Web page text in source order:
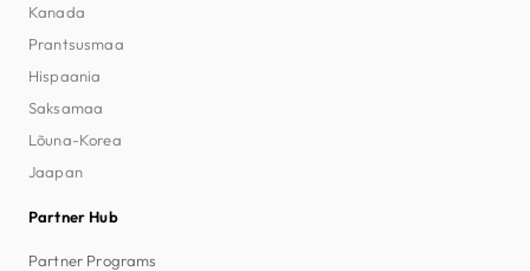
Kanada
Prantsusmaa
Hispaania
Saksamaa
Lõuna-Korea
Jaapan
Partner Hub
Partner Programs